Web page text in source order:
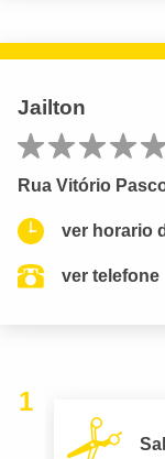
Jailton
Rua Vitório
ver horario
ver telefone
1